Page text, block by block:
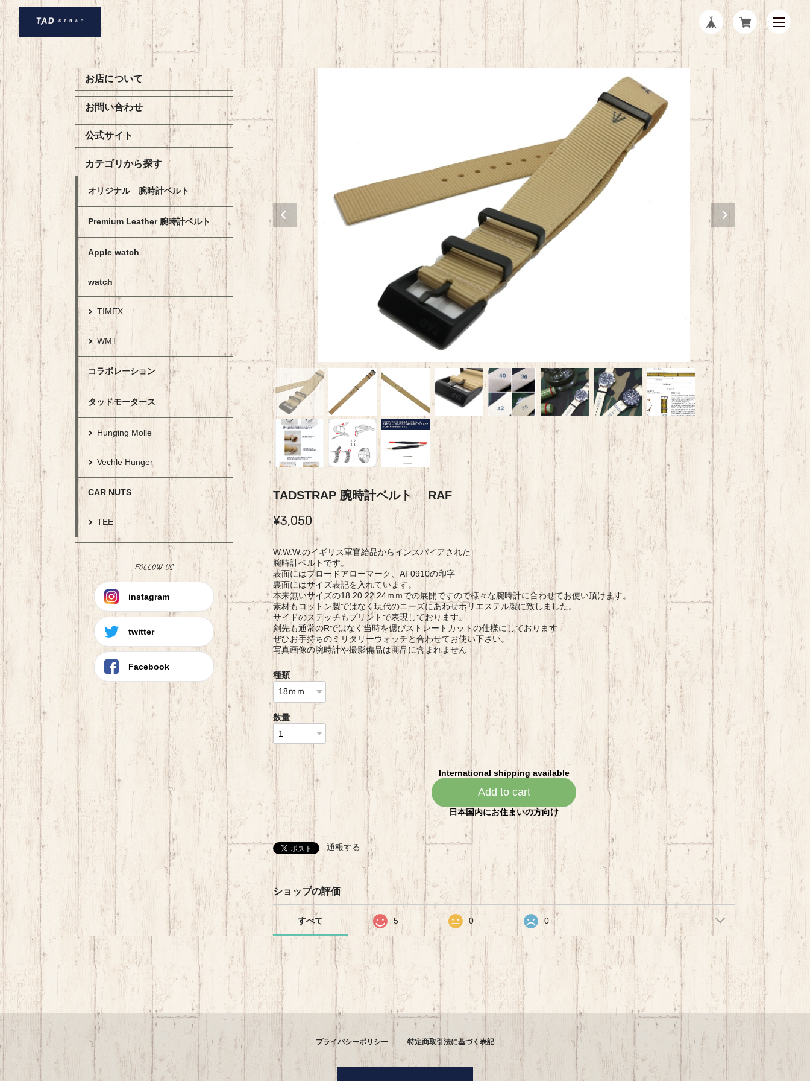
お店について
お問い合わせ
公式サイト
カテゴリから探す
オリジナル 腕時計ベルト
Premium Leather 腕時計ベルト
Apple watch
watch
TIMEX
WMT
コラボレーション
タッドモータース
Hunging Molle
Vechle Hunger
CAR NUTS
TEE
FOLLOW US
instagram
twitter
Facebook
TADSTRAP 腕時計ベルト RAF
¥3,050
W.W.W.のイギリス軍官給品からインスパイアされた
腕時計ベルトです。
表面にはブロードアローマーク、AF0910の印字
裏面にはサイズ表記を入れています。
本来無いサイズの18.20.22.24ｍｍでの展開ですので様々な腕時計に合わせてお使い頂けます。
素材もコットン製ではなく現代のニーズにあわせポリエステル製に致しました。
サイドのステッチもプリントで表現しております。
剣先も通常のRではなく当時を偲びストレートカットの仕様にしております
ぜひお手持ちのミリタリーウォッチと合わせてお使い下さい。
写真画像の腕時計や撮影備品は商品に含まれません
種類
数量
International shipping available
Add to cart
日本国内にお住まいの方向け
通報する
ショップの評価
すべて 5 0 0
プライバシーポリシー 特定商取引法に基づく表記